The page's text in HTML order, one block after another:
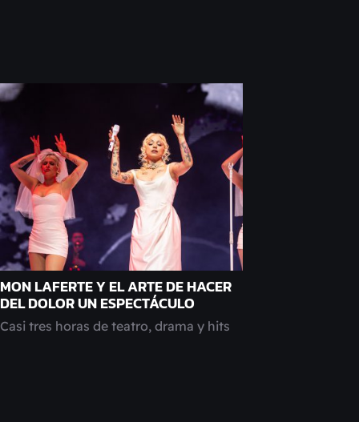
MON LAFERTE Y EL ARTE DE HACER
DEL DOLOR UN ESPECTÁCULO
Casi tres horas de teatro, drama y hits